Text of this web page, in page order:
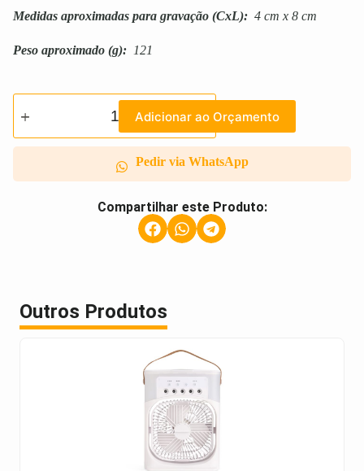
Medidas aproximadas para gravação (CxL): 4 cm x 8 cm
Peso aproximado (g): 121
Adicionar ao Orçamento
Pedir via WhatsApp
Compartilhar este Produto:
Outros Produtos